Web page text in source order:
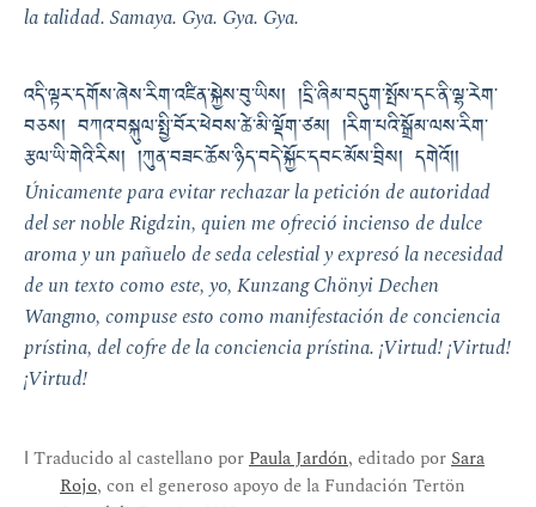
la talidad. Samaya. Gya. Gya. Gya.
འདི་ལྟར་དགོས་ཞེས་རིག་འཛིན་སྐྱེས་བུ་ཡིས། །དྲི་ཞིམ་བདུག་སྤོས་དང་ནི་ལྷ་རེག་
བཅས། བཀའ་བསྐུལ་སྤྱི་བོར་ཕེབས་ཚེ་མི་ལྡོག་ཙམ། །རིག་པའི་སྒྲོམ་ལས་རིག་
རྩལ་ཡི་གེའི་རིས། །ཀུན་བཟང་ཆོས་ཉིད་བདེ་སྐྱོང་དབང་མོས་བྲིས། དགེའོ།།
Únicamente para evitar rechazar la petición de autoridad
del ser noble Rigdzin, quien me ofreció incienso de dulce
aroma y un pañuelo de seda celestial y expresó la necesidad
de un texto como este, yo, Kunzang Chönyi Dechen
Wangmo, compuse esto como manifestación de conciencia
prístina, del cofre de la conciencia prístina. ¡Virtud! ¡Virtud!
¡Virtud!
ⅼ Traducido al castellano porPaula Jardón, editado porSara
Rojo, con el generoso apoyo de la Fundación Tertön